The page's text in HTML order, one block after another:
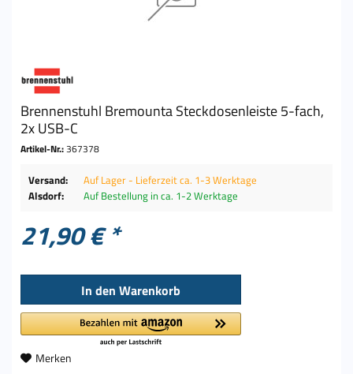
Brennenstuhl Bremounta Steckdosenleiste 5-fach,
2x USB-C
Artikel-Nr.:367378
Versand:
Auf Lager - Lieferzeit ca. 1-3 Werktage
Alsdorf:
Auf Bestellung in ca. 1-2 Werktage
21,90 € *
In den Warenkorb
Merken